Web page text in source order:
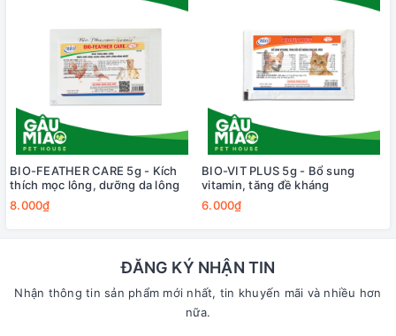
BIO-FEATHER CARE 5g - Kích
thích mọc lông, dưỡng da lông
8.000₫
BIO-VIT PLUS 5g - Bổ sung
vitamin, tăng đề kháng
6.000₫
ĐĂNG KÝ NHẬN TIN
Nhận thông tin sản phẩm mới nhất, tin khuyến mãi và nhiều hơn
nữa.